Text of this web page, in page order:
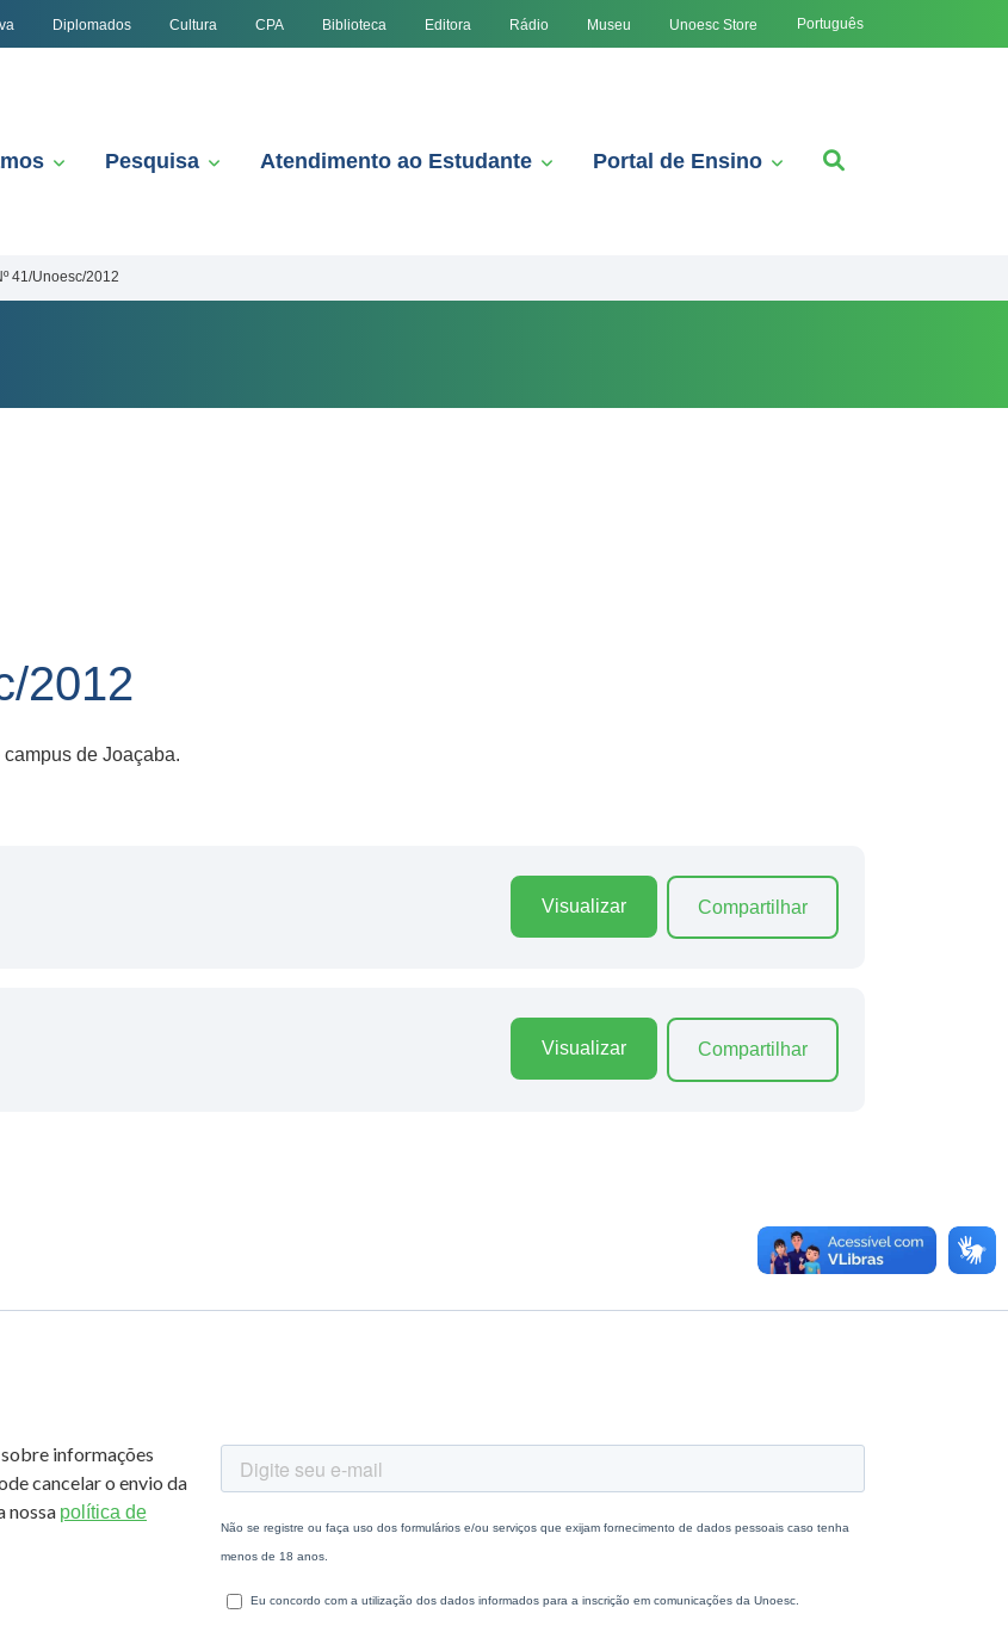
Diplomados Cultura CPA Biblioteca Editora Rádio Museu Unoesc Store Português
Pesquisa Atendimento ao Estudante Portal de Ensino
41/Unoesc/2012
2012
de Joaçaba.
Visualizar Compartilhar
Visualizar Compartilhar
informações
cancelar o envio da
nossa política de